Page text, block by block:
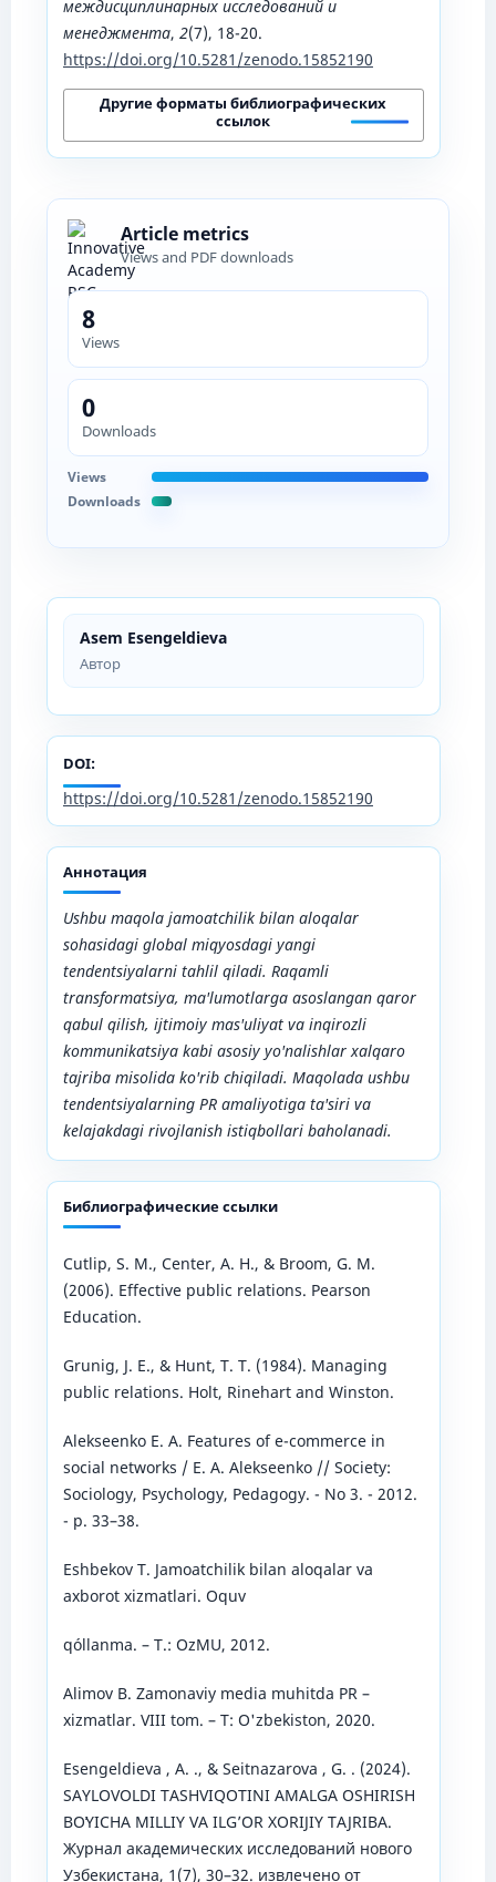
Asem Esengeldieva
Автор
DOI:
https://doi.org/10.5281/zenodo.15852190
Аннотация
Ushbu maqola jamoatchilik bilan aloqalar
sohasidagi global miqyosdagi yangi
tendentsiyalarni tahlil qiladi. Raqamli
transformatsiya, ma'lumotlarga asoslangan qaror
qabul qilish, ijtimoiy mas'uliyat va inqirozli
kommunikatsiya kabi asosiy yo'nalishlar xalqaro
tajriba misolida ko'rib chiqiladi. Maqolada ushbu
tendentsiyalarning PR amaliyotiga ta'siri va
kelajakdagi rivojlanish istiqbollari baholanadi.
Библиографические ссылки
Cutlip, S. M., Center, A. H., & Broom, G. M.
(2006). Effective public relations. Pearson
Education.
Grunig, J. E., & Hunt, T. T. (1984). Managing
public relations. Holt, Rinehart and Winston.
Alekseenko E. A. Features of e-commerce in
social networks / E. A. Alekseenko // Society:
Sociology, Psychology, Pedagogy. - No 3. - 2012.
- p. 33–38.
Eshbekov T. Jamoatchilik bilan aloqalar va
axborot xizmatlari. Oquv
qóllanma. – T.: OzMU, 2012.
Alimov B. Zamonaviy media muhitda PR –
xizmatlar. VIII tom. – T: O'zbekiston, 2020.
Esengeldieva , A. ., & Seitnazarova , G. . (2024).
SAYLOVOLDI TASHVIQOTINI AMALGA OSHIRISH
BOʻYICHA MILLIY VA ILG’OR XORIJIY TAJRIBA.
Журнал академических исследований нового
Узбекистана, 1(7), 30–32. извлечено от
междисциплинарных исследований и
менеджмента, 2(7), 18-20.
https://doi.org/10.5281/zenodo.15852190
Другие форматы библиографических
ссылок
Article metrics
Views and PDF downloads
8
Views
0
Downloads
Views
Downloads